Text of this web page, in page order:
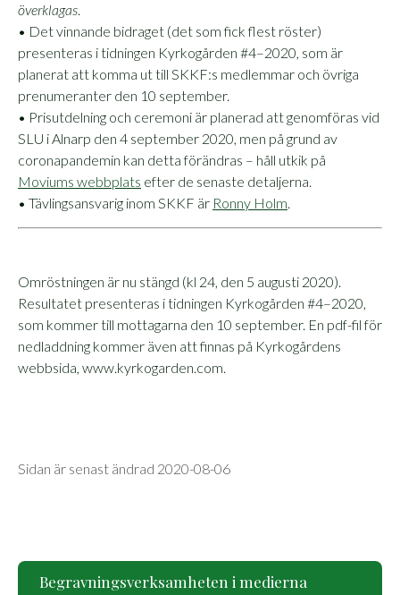
överklagas.
• Det vinnande bidraget (det som fick flest röster)
presenteras i tidningen Kyrkogården #4–2020, som är
planerat att komma ut till SKKF:s medlemmar och övriga
prenumeranter den 10 september.
• Prisutdelning och ceremoni är planerad att genomföras vid
SLU i Alnarp den 4 september 2020, men på grund av
coronapandemin kan detta förändras – håll utkik på
Moviums webbplats efter de senaste detaljerna.
• Tävlingsansvarig inom SKKF är Ronny Holm.
Omröstningen är nu stängd (kl 24, den 5 augusti 2020).
Resultatet presenteras i tidningen Kyrkogården #4–2020,
som kommer till mottagarna den 10 september. En pdf-fil för
nedladdning kommer även att finnas på Kyrkogårdens
webbsida, www.kyrkogarden.com.
Sidan är senast ändrad 2020-08-06
Begravningsverksamheten i medierna